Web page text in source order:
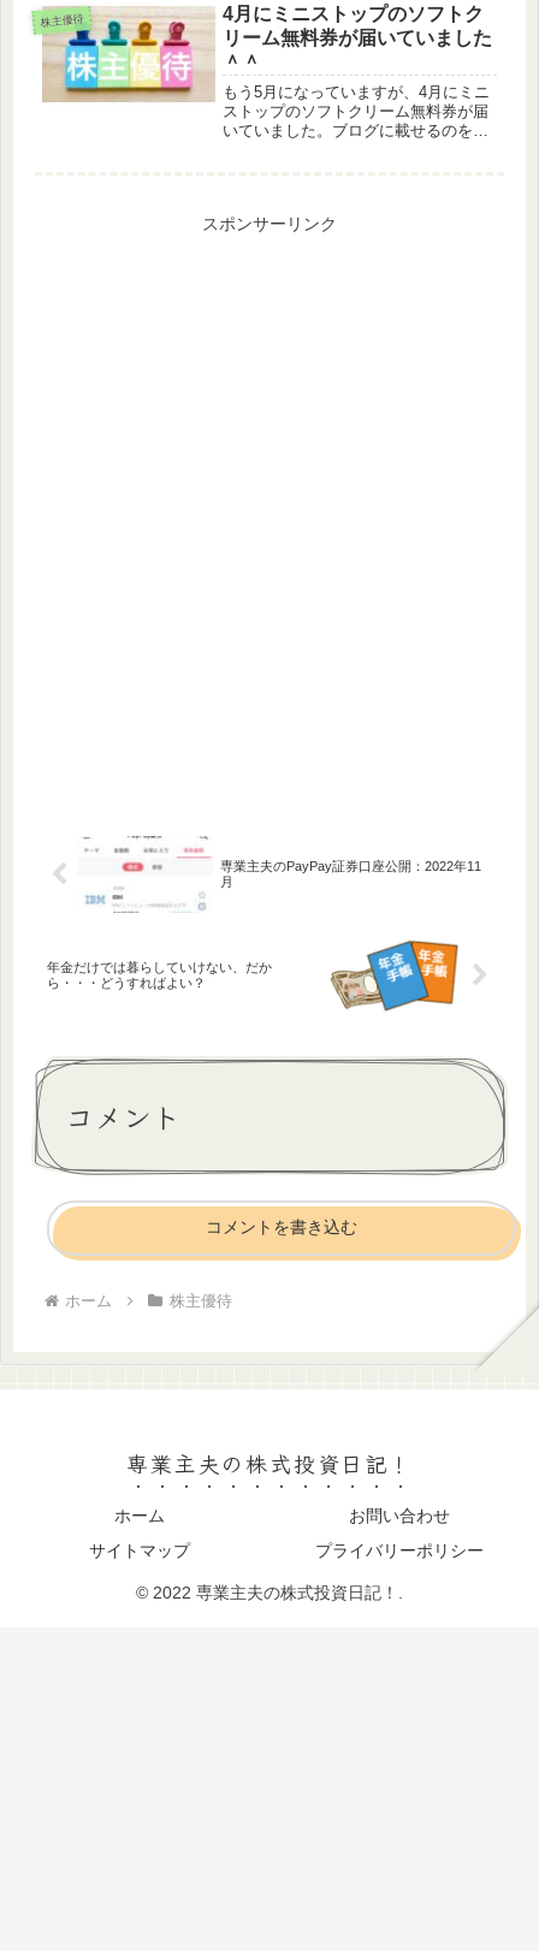
優待も多いので、株主優待で有名な桐
谷さんも5月は優待券の消費で大...
株主優待
4月にミニストップのソフトク
リーム無料券が届いていました
＾＾
もう5月になっていますが、4月にミニ
ストップのソフトクリーム無料券が届
いていました。ブログに載せるのをす
に...
スポンサーリンク
専業主夫のPayPay証券口座公開：2022年11
月
年金だけでは暮らしていけない、だか
ら・・・どうすればよい？
コメント
コメントを書き込む
ホーム 株主優待
専業主夫の株式投資日記！
ホーム
お問い合わせ
サイトマップ
プライバリーポリシー
© 2022 専業主夫の株式投資日記！.